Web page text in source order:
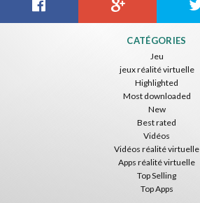
CATÉGORIES
Jeu
jeux réalité virtuelle
Highlighted
Most downloaded
New
Best rated
Vidéos
Vidéos réalité virtuelle
Apps réalité virtuelle
Top Selling
Top Apps